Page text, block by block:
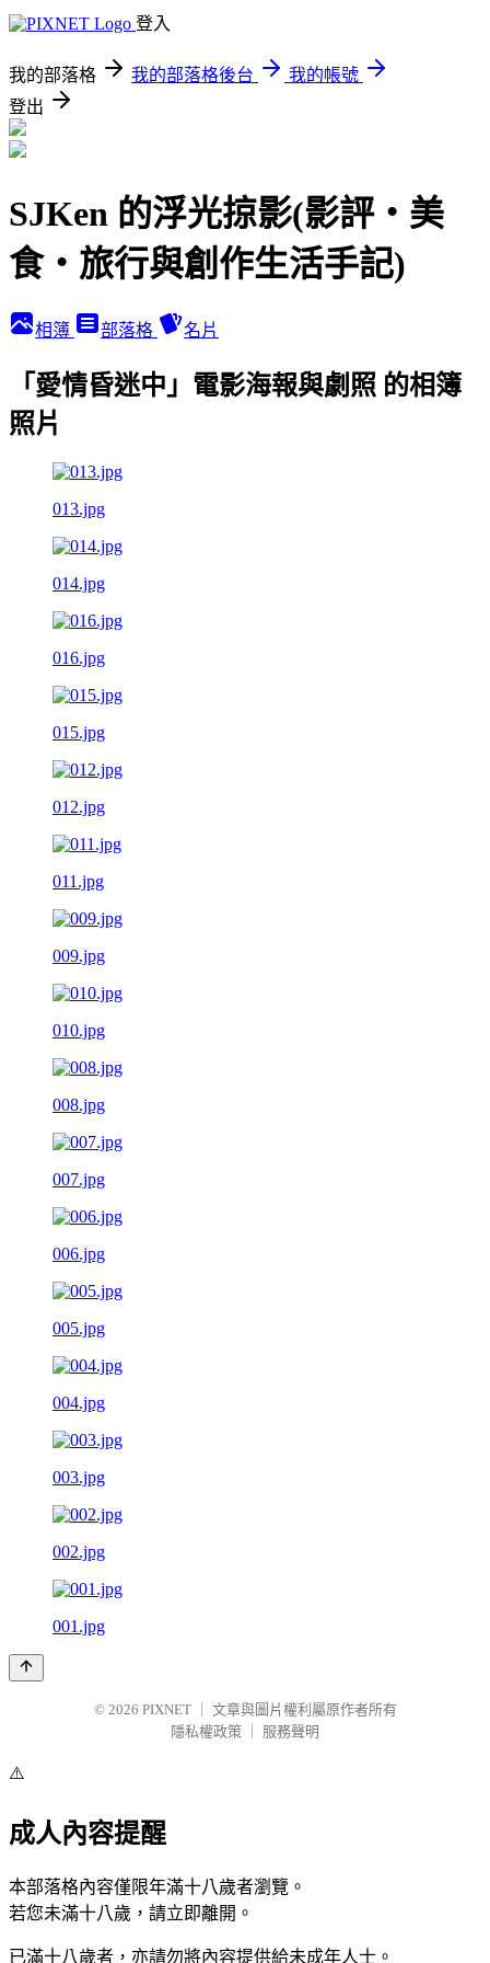
登入
我的部落格 我的部落格後台
我的帳號
登出
SJKen 的浮光掠影(影評‧美
食‧旅行與創作生活手記)
相簿 部落格 名片
「愛情昏迷中」電影海報與劇照 的相簿
照片
013.jpg
014.jpg
016.jpg
015.jpg
012.jpg
011.jpg
009.jpg
010.jpg
008.jpg
007.jpg
006.jpg
005.jpg
004.jpg
003.jpg
002.jpg
001.jpg
© 2026 PIXNET
文章與圖片權利屬原作者所有
隱私權政策
服務聲明
⚠️
成人內容提醒
本部落格內容僅限年滿十八歲者瀏覽。
若您未滿十八歲，請立即離開。
已滿十八歲者，亦請勿將內容提供給未成年人士。